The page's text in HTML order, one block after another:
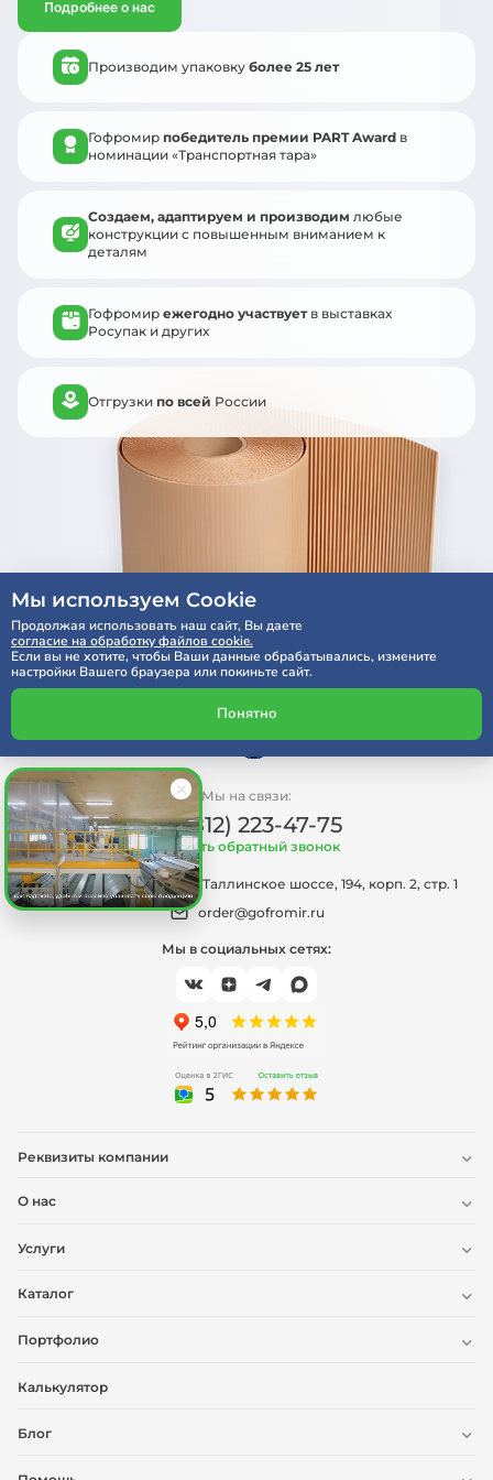
Подробнее о нас
Производим упаковку более 25 лет
Гофромир победитель премии PART Award в
номинации «Транспортная тара»
Создаем, адаптируем и производим любые
конструкции с повышенным вниманием к
деталям
Гофромир ежегодно участвуетв выставках
Росупак и других
Отгрузки по всей России
Мы на связи:
+7 (812) 223-47-75
Заказать обратный звонок
г.Санкт-Петербург, Таллинское шоссе, 194, корп. 2, стр. 1
order@gofromir.ru
Мы в социальных сетях:
Реквизиты компании
О нас
Услуги
Каталог
Портфолио
Калькулятор
Блог
Мы используем Cookie
Продолжая использовать наш сайт, Вы даете
согласие на обработку файлов cookie.
Если вы не хотите, чтобы Ваши данные обрабатывались, измените
настройки Вашего браузера или покиньте сайт.
Понятно